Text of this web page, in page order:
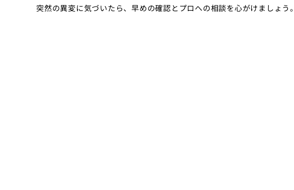
突然の異変に気づいたら、早めの確認とプロへの相談を心がけましょう。